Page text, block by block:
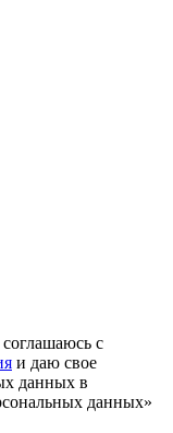
с
и даю свое
данных в
данных»